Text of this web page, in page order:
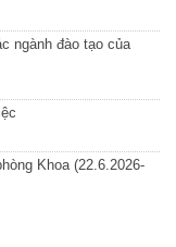
ngành đào tạo của
Khoa (22.6.2026-